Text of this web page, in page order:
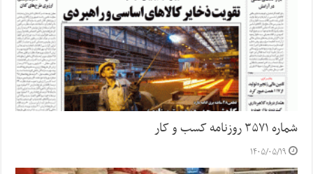
شماره ۳۵۷۱ روزنامه کسب و کار
۱۴۰۵/۰۵/۱۹